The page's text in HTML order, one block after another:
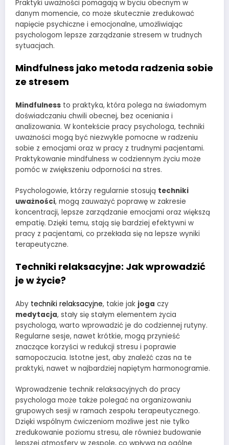
Praktyki uważności pomagają w byciu obecnym w
danym momencie, co może skutecznie zredukować
napięcie psychiczne i emocjonalne, umożliwiając
psychologom lepsze zarządzanie stresem w trudnych
sytuacjach.
Mindfulness jako metoda radzenia sobie
ze stresem
Mindfulness to praktyka, która polega na świadomym
doświadczaniu chwili obecnej, bez oceniania i
analizowania. W kontekście pracy psychologa, techniki
uważności mogą być niezwykle pomocne w radzeniu
sobie z emocjami oraz w pracy z trudnymi pacjentami.
Praktykowanie mindfulness w codziennym życiu może
pomóc w zwiększeniu odporności na stres.
Psychologowie, którzy regularnie stosują techniki
uważności, mogą zauważyć poprawę w zakresie
koncentracji, lepsze zarządzanie emocjami oraz większą
empatię. Dzięki temu, stają się bardziej efektywni w
pracy z pacjentami, co przekłada się na lepsze wyniki
terapeutyczne.
Techniki relaksacyjne: Jak wprowadzić
je w życie?
Aby techniki relaksacyjne, takie jak joga czy
medytacja, stały się stałym elementem życia
psychologa, warto wprowadzić je do codziennej rutyny.
Regularne sesje, nawet krótkie, mogą przynieść
znaczące korzyści w redukcji stresu i poprawie
samopoczucia. Istotne jest, aby znaleźć czas na te
praktyki, nawet w najbardziej napiętym harmonogramie.
Wprowadzenie technik relaksacyjnych do pracy
psychologa może także polegać na organizowaniu
grupowych sesji w ramach zespołu terapeutycznego.
Dzięki wspólnym ćwiczeniom możliwe jest nie tylko
zredukowanie poziomu stresu, ale również budowanie
lepszej atmosfery w zespole, co wpływa na ogólne